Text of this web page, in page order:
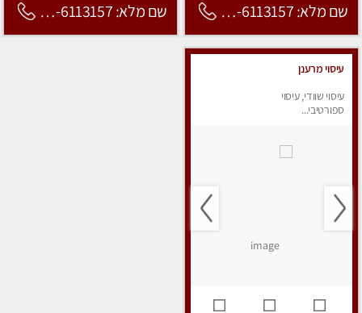
שם מלא: 053-6113157 שם מלא: 053-6113157
עיסוי מרענן
עיסוי שוודי, עיסוי
ספורטיבי...